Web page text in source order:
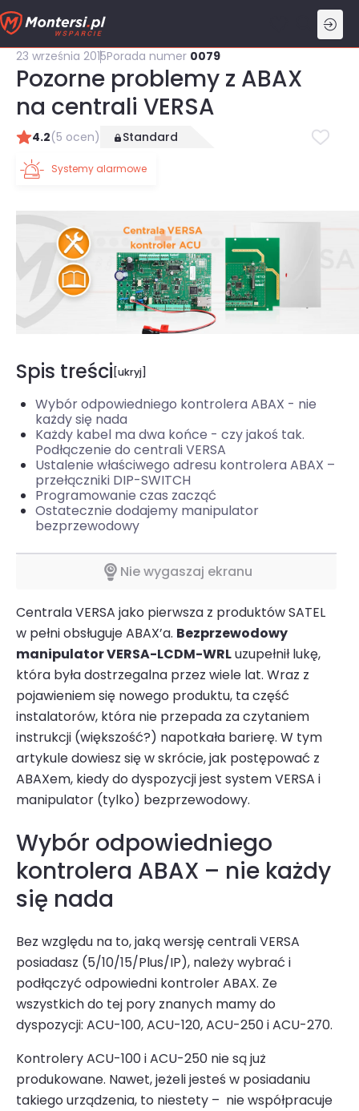
Przejdź
do
treści23 września 2015Porada numer 0079
Pozorne problemy z ABAX
na centrali VERSA
4.2(5 ocen) Standard
Systemy alarmowe
Spis treści
Wybór odpowiedniego kontrolera ABAX - nie
każdy się nada
Każdy kabel ma dwa końce - czy jakoś tak.
Podłączenie do centrali VERSA
Ustalenie właściwego adresu kontrolera ABAX –
przełączniki DIP-SWITCH
Programowanie czas zacząć
Ostatecznie dodajemy manipulator
bezprzewodowy
Nie wygaszaj ekranu
Centrala VERSA jako pierwsza z produktów SATEL
w pełni obsługuje ABAX’a. Bezprzewodowy
manipulator VERSA-LCDM-WRLuzupełnił lukę,
która była dostrzegalna przez wiele lat. Wraz z
pojawieniem się nowego produktu, ta część
instalatorów, która nie przepada za czytaniem
instrukcji (większość?) napotkała barierę. W tym
artykule dowiesz się w skrócie, jak postępować z
ABAXem, kiedy do dyspozycji jest system VERSA i
manipulator (tylko) bezprzewodowy.
Wybór odpowiedniego
kontrolera ABAX – nie każdy
się nada
Bez względu na to, jaką wersję centrali VERSA
posiadasz (5/10/15/Plus/IP), należy wybrać i
podłączyć odpowiedni kontroler ABAX. Ze
wszystkich do tej pory znanych mamy do
dyspozycji: ACU-100, ACU-120, ACU-250 i ACU-270.
Kontrolery ACU-100 i ACU-250 nie są już
produkowane. Nawet, jeżeli jesteś w posiadaniu
takiego urządzenia, to niestety – nie współpracuje